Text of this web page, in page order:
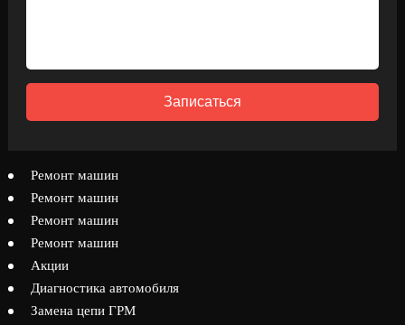
Записаться
Ремонт машин
Ремонт машин
Ремонт машин
Ремонт машин
Акции
Диагностика автомобиля
Замена цепи ГРМ